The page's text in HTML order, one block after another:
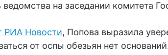
ведомства на заседании комитета
РИА Новости, Попова выразила
от оспы обезьян нет